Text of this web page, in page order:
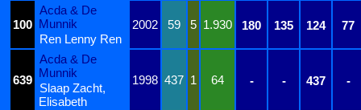
100
Acda & De
Munnik
2002 59 5 1.930 180 135 124
77
Ren Lenny Ren
639
Acda & De
Munnik
1998 437 1 64 - - 437 -
Slaap Zacht,
Elisabeth